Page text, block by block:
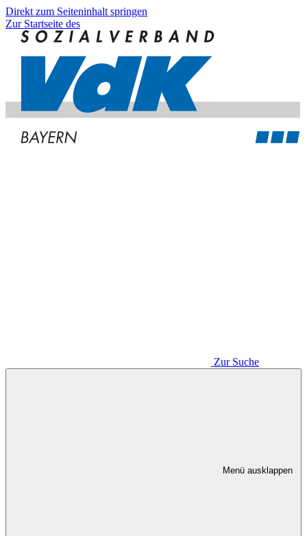
Direkt zum Seiteninhalt springen
Zur Startseite des
Zur Suche
Menü ausklappen